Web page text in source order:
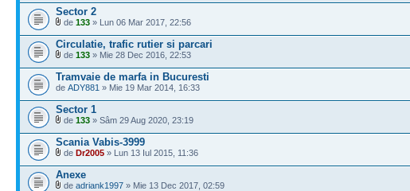
Sector 2
de 133 » Lun 06 Mar 2017, 22:56
Circulatie, trafic rutier si parcari
de 133 » Mie 28 Dec 2016, 22:53
Tramvaie de marfa in Bucuresti
de ADY881 » Mie 19 Mar 2014, 16:33
Sector 1
de 133 » Sâm 29 Aug 2020, 23:19
Scania Vabis-3999
de Dr2005 » Lun 13 Iul 2015, 11:36
Anexe
de adriank1997 » Mie 13 Dec 2017, 02:59